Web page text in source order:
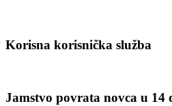
Korisna korisnička služba
Jamstvo povrata novca u 14